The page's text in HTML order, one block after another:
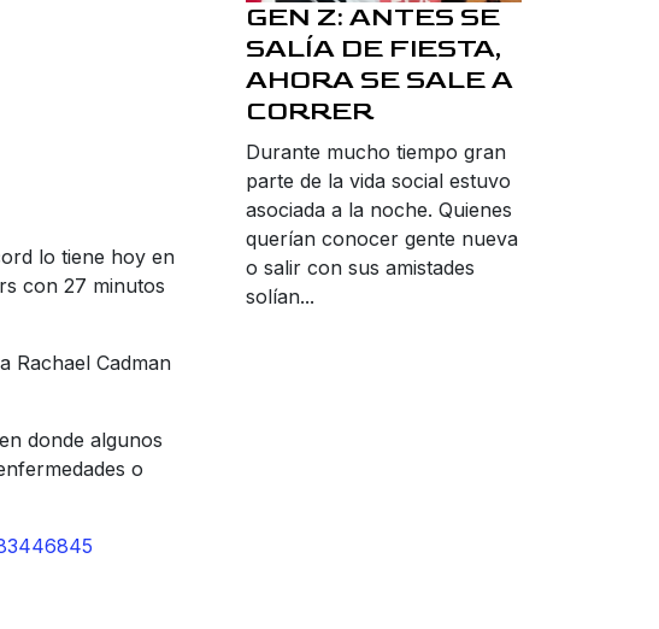
lo tiene hoy en
con 27 minutos
Rachael Cadman
donde algunos
o
GEN Z: ANTES SE
SALÍA DE FIESTA,
AHORA SE SALE A
CORRER
Durante mucho tiempo gran
parte de la vida social estuvo
asociada a la noche. Quienes
querían conocer gente nueva
o salir con sus amistades
solían...